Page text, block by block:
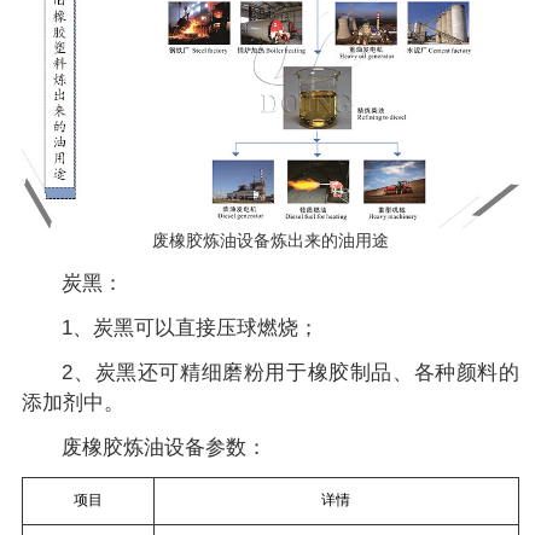
废橡胶炼油设备炼出来的油用途
炭黑：
1、炭黑可以直接压球燃烧；
2、炭黑还可精细磨粉用于橡胶制品、各种颜料的
添加剂中。
废橡胶炼油设备参数：
项目 详情